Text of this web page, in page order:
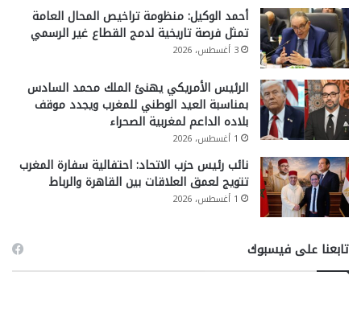
أحمد الوكيل: منظومة تراخيص المحال العامة
تمثل فرصة تاريخية لدمج القطاع غير الرسمي
3 أغسطس، 2026
الرئيس الأمريكي يهنئ الملك محمد السادس
بمناسبة العيد الوطني للمغرب ويجدد موقف
بلاده الداعم لمغربية الصحراء
1 أغسطس، 2026
نائب رئيس حزب الاتحاد: احتفالية سفارة المغرب
تتويج لعمق العلاقات بين القاهرة والرباط
1 أغسطس، 2026
تابعنا على فيسبوك